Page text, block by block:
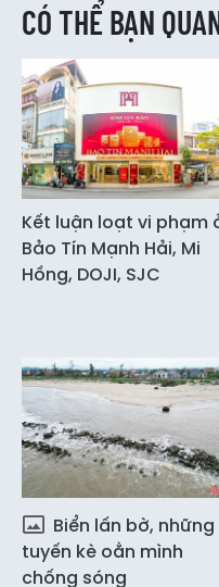
CÓ THỂ BẠN
Kết luận loạt vi phạm
Bảo Tín Mạnh Hải, Mi
Hồng, DOJI, SJC
Biển lấn bờ, những
tuyến kè oằn mình
chống sóng